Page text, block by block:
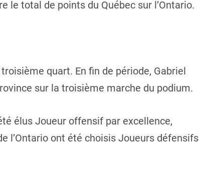
le total de points du Québec sur l’Ontario.
quart. En fin de période, Gabriel
sur la troisième marche du podium.
élus Joueur offensif par excellence,
l’Ontario ont été choisis Joueurs défensifs